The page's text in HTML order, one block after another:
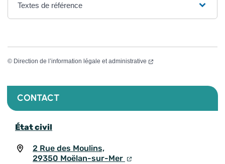
Textes de référence
© Direction de l’information légale et administrative
CONTACT
État civil
2 Rue des Moulins,
29350 Moëlan-sur-Mer